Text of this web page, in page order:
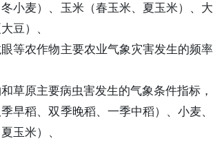
小麦）、玉米（春玉米、夏玉米）、大
豆）、
等农作物主要农业气象灾害发生的频率
草原主要病虫害发生的气象条件指标，
早稻、双季晚稻、一季中稻）、小麦、
玉米）、